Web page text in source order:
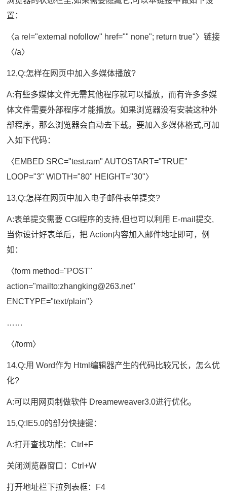
置：
〈a rel="external nofollow" href="" none"; return true"〉链接
〈/a〉
12,Q:怎样在网页中加入多媒体播放?
A:有些多媒体文件无需其他程序就可以播放，而有许多多媒
体文件需要外部程序才能播放。如果浏览器没有安装这种外
部程序，那么浏览器会自动去下载。要加入多媒体格式,可加
入如下代码：
〈EMBED SRC="test.ram" AUTOSTART="TRUE"
LOOP="3" WIDTH="80" HEIGHT="30"〉
13,Q:怎样在网页中加入电子邮件表单提交?
A:表单提交需要 CGI程序的支持,但也可以利用 E-mail提交,
当你设计好表单后，把 Action内容加入邮件地址即可，例
如：
〈form method="POST"
action="mailto:zhangking@263.net"
ENCTYPE="text/plain"〉
……
〈/form〉
14,Q:用 Word作为 Html编辑器产生的代码比较冗长，怎么优
化?
A:可以用网页制做软件 Dreameweaver3.0进行优化。
15,Q:IE5.0的部分快捷键：
A:打开查找功能：Ctrl+F
关闭浏览器窗口：Ctrl+W
打开地址栏下拉列表框：F4